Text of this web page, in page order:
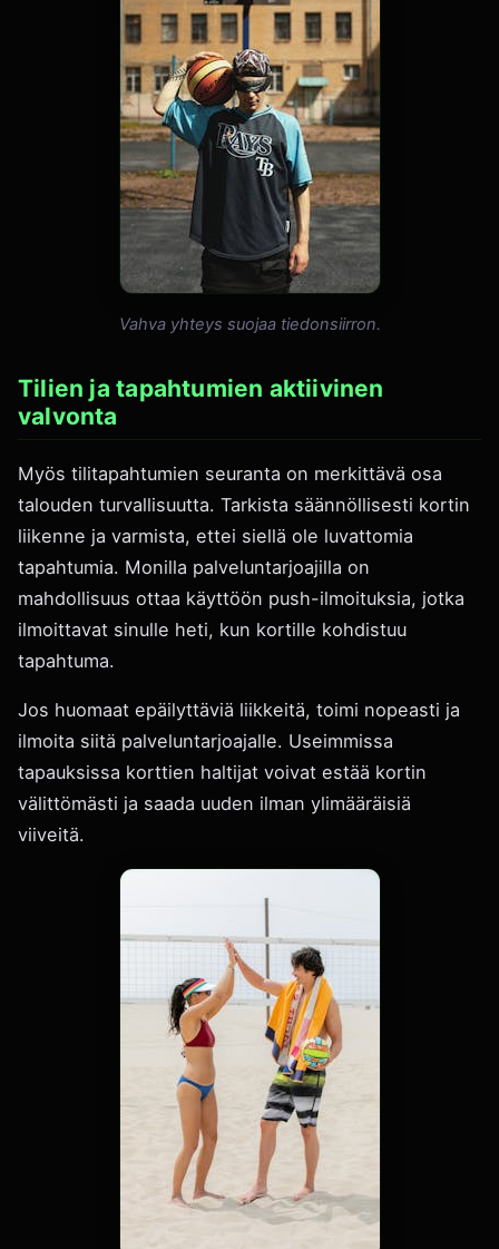
Vahva yhteys suojaa tiedonsiirron.
Tilien ja tapahtumien aktiivinen
valvonta
Myös tilitapahtumien seuranta on merkittävä osa
talouden turvallisuutta. Tarkista säännöllisesti kortin
liikenne ja varmista, ettei siellä ole luvattomia
tapahtumia. Monilla palveluntarjoajilla on
mahdollisuus ottaa käyttöön push-ilmoituksia, jotka
ilmoittavat sinulle heti, kun kortille kohdistuu
tapahtuma.
Jos huomaat epäilyttäviä liikkeitä, toimi nopeasti ja
ilmoita siitä palveluntarjoajalle. Useimmissa
tapauksissa korttien haltijat voivat estää kortin
välittömästi ja saada uuden ilman ylimääräisiä
viiveitä.